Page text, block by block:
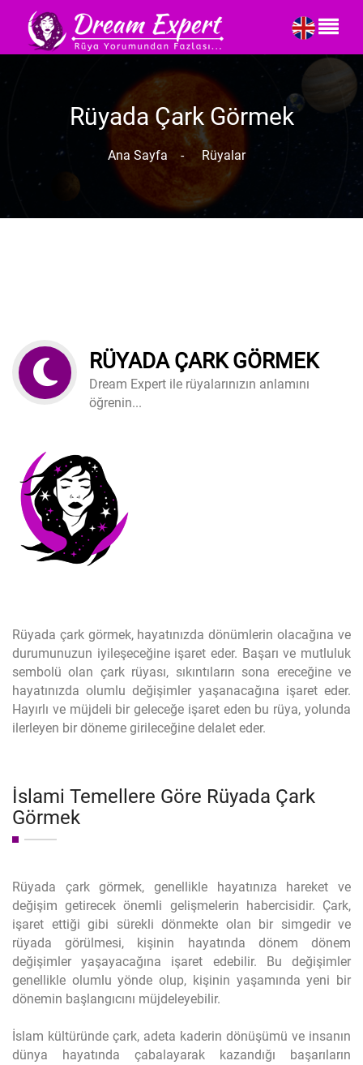
Rüyada Çark Görmek
Ana Sayfa - Rüyalar
RÜYADA ÇARK GÖRMEK
Dream Expert ile rüyalarınızın anlamını
öğrenin...
Rüyada çark görmek, hayatınızda dönümlerin olacağına ve
durumunuzun iyileşeceğine işaret eder. Başarı ve mutluluk
sembolü olan çark rüyası, sıkıntıların sona ereceğine ve
hayatınızda olumlu değişimler yaşanacağına işaret eder.
Hayırlı ve müjdeli bir geleceğe işaret eden bu rüya, yolunda
ilerleyen bir döneme girileceğine delalet eder.
İslami Temellere Göre Rüyada Çark
Görmek
Rüyada çark görmek, genellikle hayatınıza hareket ve
değişim getirecek önemli gelişmelerin habercisidir. Çark,
işaret ettiği gibi sürekli dönmekte olan bir simgedir ve
rüyada görülmesi, kişinin hayatında dönem dönem
değişimler yaşayacağına işaret edebilir. Bu değişimler
genellikle olumlu yönde olup, kişinin yaşamında yeni bir
dönemin başlangıcını müjdeleyebilir.
İslam kültüründe çark, adeta kaderin dönüşümü ve insanın
dünya hayatında çabalayarak kazandığı başarıların